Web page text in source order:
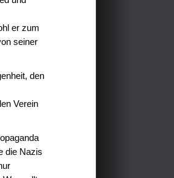
er zum
seiner
den
Verein
die Nazis